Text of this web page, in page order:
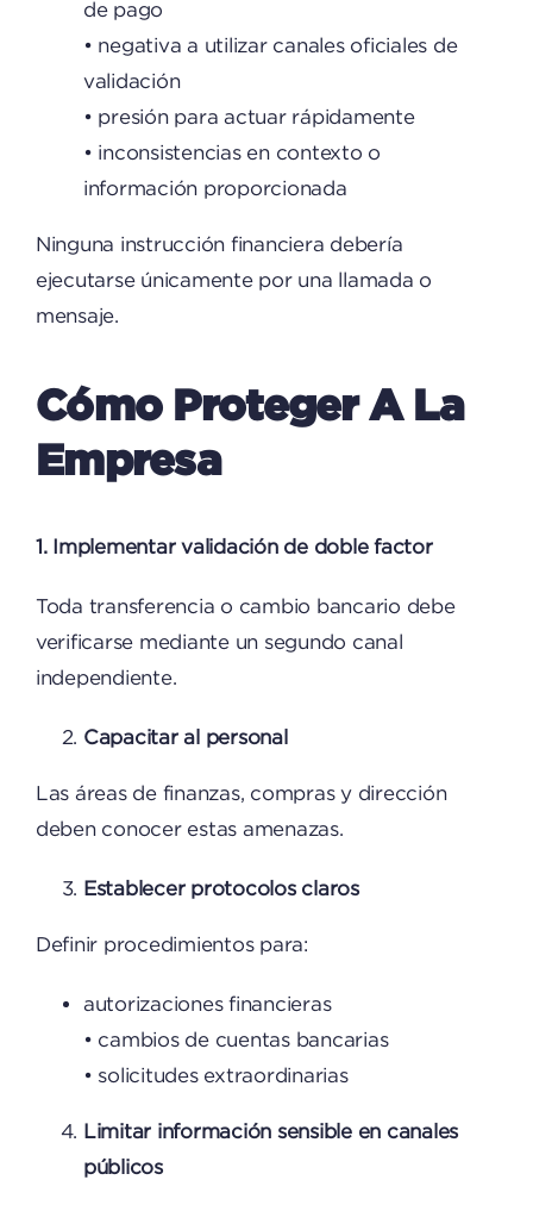
de pago
• negativa a utilizar canales oficiales de
validación
• presión para actuar rápidamente
• inconsistencias en contexto o
información proporcionada
Ninguna instrucción financiera debería
ejecutarse únicamente por una llamada o
mensaje.
Cómo Proteger A La
Empresa
1. Implementar validación de doble factor
Toda transferencia o cambio bancario debe
verificarse mediante un segundo canal
independiente.
Capacitar al personal
Las áreas de finanzas, compras y dirección
deben conocer estas amenazas.
Establecer protocolos claros
Definir procedimientos para:
autorizaciones financieras
• cambios de cuentas bancarias
• solicitudes extraordinarias
Limitar información sensible en canales
públicos